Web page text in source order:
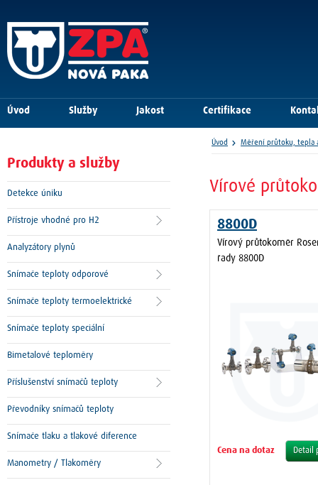
Vírové
8800D
Vírový průtokoměr
řady 8800D
Cena na dotaz Detail
Produkty a služby
Detekce úniku
Přístroje vhodné pro H2
Analyzátory plynů
Snímače teploty odporové
Snímače teploty termoelektrické
Snímače teploty speciální
Bimetalové teploměry
Příslušenství snímačů teploty
Převodníky snímačů teploty
Snímače tlaku a tlakové diference
Manometry / Tlakoměry
Úvod Služby Jakost Certifikace
Úvod Měření průtoku, tepla